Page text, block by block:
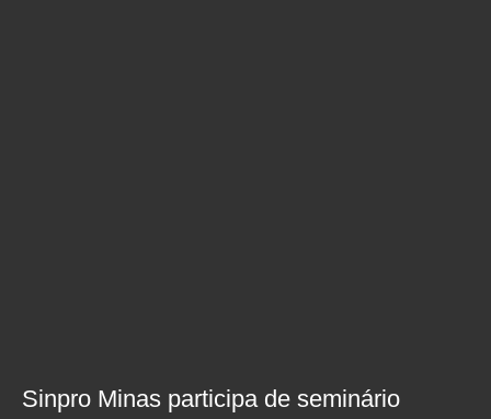
Sinpro Minas participa de seminário